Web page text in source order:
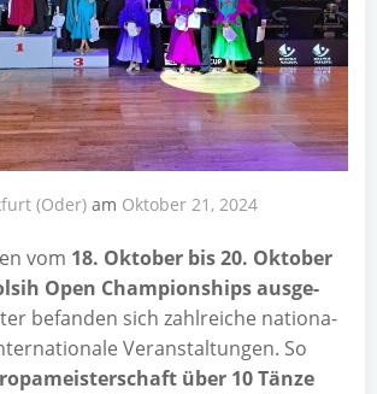
(Oder) am Oktober 21, 2024
vom 18. Okto­ber bis 20. Okto­ber
Open Cham­pi­on­ships aus­ge­
befan­den sich zahl­rei­che natio­na­
Ver­an­stal­tun­gen. So
über 10 Tän­ze